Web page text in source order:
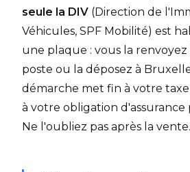
seule la DIV (Direction de
Véhicules, SPF Mobilité) est
une plaque : vous la renvoyez
poste ou la déposez à
démarche met fin à votre
à votre obligation
Ne l'oubliez pas après la vente.